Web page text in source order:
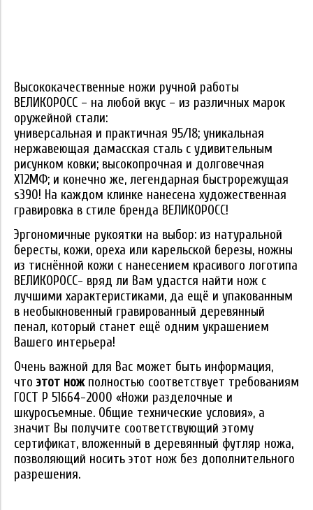
Высококачественные ножи ручной работы
ВЕЛИКОРОСС – на любой вкус – из различных марок
оружейной стали:
универсальная и практичная 95/18; уникальная
нержавеющая дамасская сталь с удивительным
рисунком ковки; высокопрочная и долговечная
Х12МФ; и конечно же, легендарная быстрорежущая
s390! На каждом клинке нанесена художественная
гравировка в стиле бренда ВЕЛИКОРОСС!
Эргономичные рукоятки на выбор: из натуральной
бересты, кожи, ореха или карельской березы, ножны
из тиснённой кожи с нанесением красивого логотипа
ВЕЛИКОРОСС- вряд ли Вам удастся найти нож с
лучшими характеристиками, да ещё и упакованным
в необыкновенный гравированный деревянный
пенал, который станет ещё одним украшением
Вашего интерьера!
Очень важной для Вас может быть информация,
чтоэтот ножполностью соответствует требованиям
ГОСТ Р 51664-2000 «Ножи разделочные и
шкуросъемные. Общие технические условия», а
значит Вы получите соответствующий этому
сертификат, вложенный в деревянный футляр ножа,
позволяющий носить этот нож без дополнительного
разрешения.